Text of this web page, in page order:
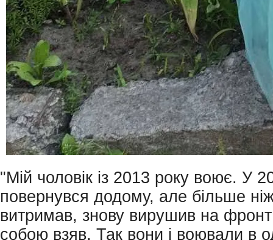
"Мій чоловік із 2013 року воює. У
повернувся додому, але більше
витримав, знову вирушив на фронт
собою взяв. Так вони і воювали в